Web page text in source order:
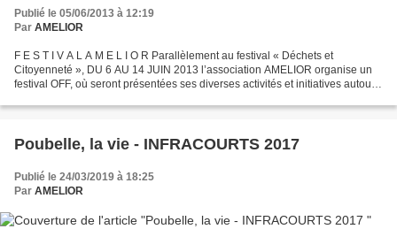
Publié le 05/06/2013 à 12:19
Par AMELIOR
F E S T I V A L A M E L I O R Parallèlement au festival « Déchets et
Citoyenneté », DU 6 AU 14 JUIN 2013 l’association AMELIOR organise un
festival OFF, où seront présentées ses diverses activités et initiatives autour
Poubelle, la vie - INFRACOURTS 2017
Publié le 24/03/2019 à 18:25
Par AMELIOR